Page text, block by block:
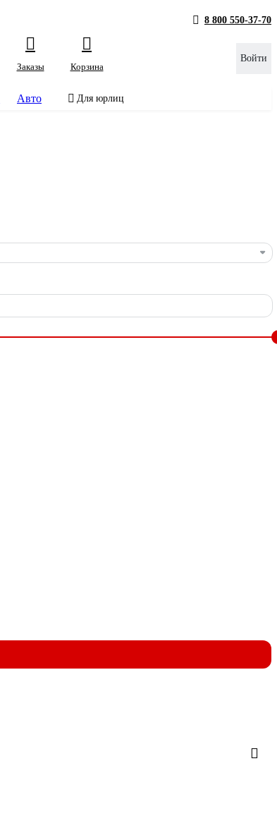
8 800 550-37-70
Заказы Корзина
Войти
Авто Для юрлиц